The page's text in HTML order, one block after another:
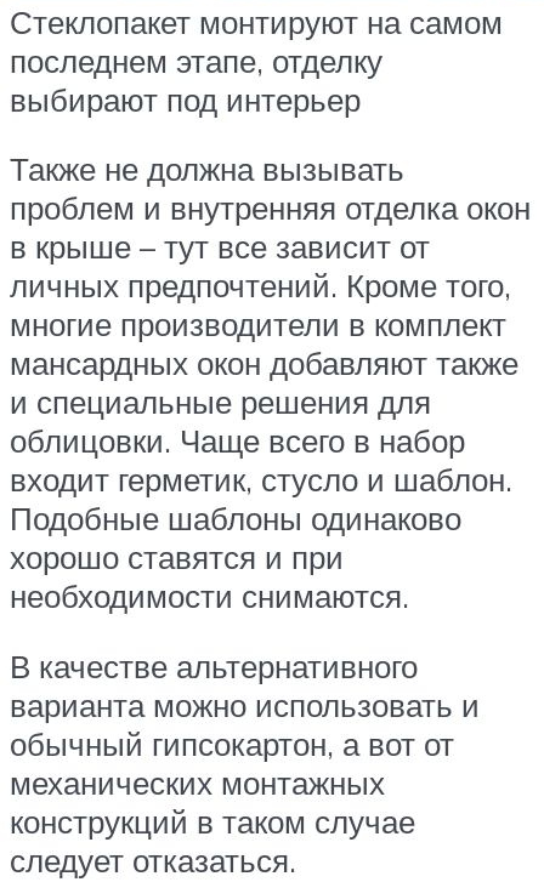
Стеклопакет монтируют на самом
последнем этапе, отделку
выбирают под интерьер
Также не должна вызывать
проблем и внутренняя отделка окон
в крыше – тут все зависит от
личных предпочтений. Кроме того,
многие производители в комплект
мансардных окон добавляют также
и специальные решения для
облицовки. Чаще всего в набор
входит герметик, стусло и шаблон.
Подобные шаблоны одинаково
хорошо ставятся и при
необходимости снимаются.
В качестве альтернативного
варианта можно использовать и
обычный гипсокартон, а вот от
механических монтажных
конструкций в таком случае
следует отказаться.